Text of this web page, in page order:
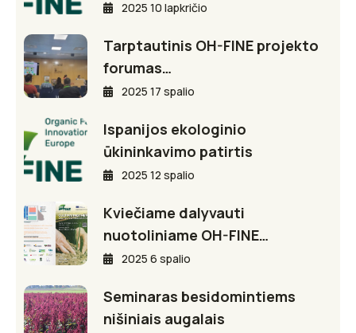
2025 10 lapkričio
Tarptautinis OH-FINE projekto
forumas…
2025 17 spalio
Ispanijos ekologinio
ūkininkavimo patirtis
2025 12 spalio
Kviečiame dalyvauti
nuotoliniame OH-FINE…
2025 6 spalio
Seminaras besidomintiems
nišiniais augalais